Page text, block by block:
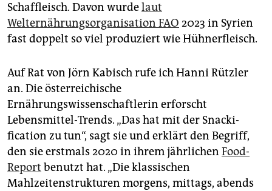
Schaffleisch. Davon wurdelaut
Welternährungsorganisation FAO 2023 in Syrien
fast doppelt so viel produziert wie Hühnerfleisch.
Auf Rat von Jörn Kabisch rufe ich Hanni Rützler
an. Die österreichische
Ernährungswissenschaftlerin erforscht
Lebensmittel-Trends. „Das hat mit der Snacki­
fication zu tun“, sagt sie und erklärt den Begriff,
den sie erstmals 2020 in ihrem jährlichen Food-
Report benutzt hat. „Die klassischen
Mahlzeitenstrukturen morgens, mittags, abends